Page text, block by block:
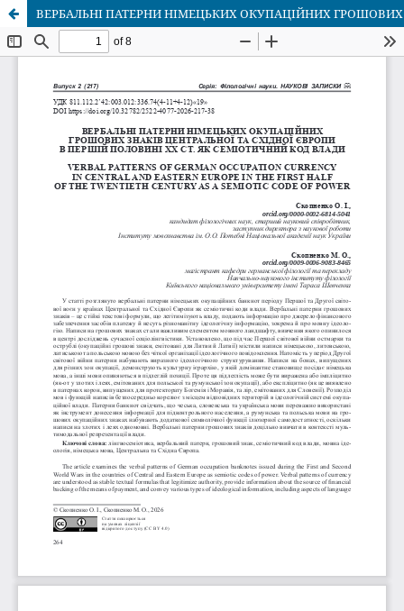
ВЕРБАЛЬНІ ПАТЕРНИ НІМЕЦЬКИХ ОКУПАЦІЙНИХ